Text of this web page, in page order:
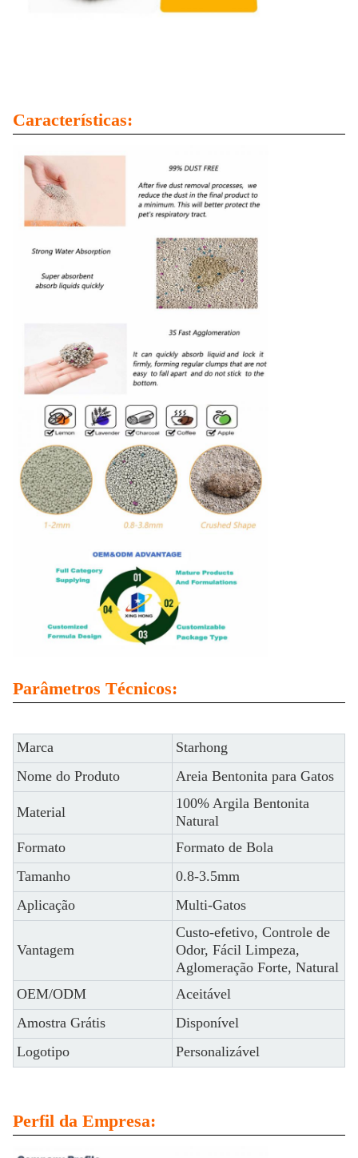
Características:
Parâmetros Técnicos:
Marca
Starhong
Nome do Produto
Areia Bentonita para Gatos
Material
100% Argila Bentonita
Natural
Formato
Formato de Bola
Tamanho
0.8-3.5mm
Aplicação
Multi-Gatos
Vantagem
Custo-efetivo, Controle de
Odor, Fácil Limpeza,
Aglomeração Forte, Natural
OEM/ODM
Aceitável
Amostra Grátis
Disponível
Logotipo
Personalizável
Perfil da Empresa: